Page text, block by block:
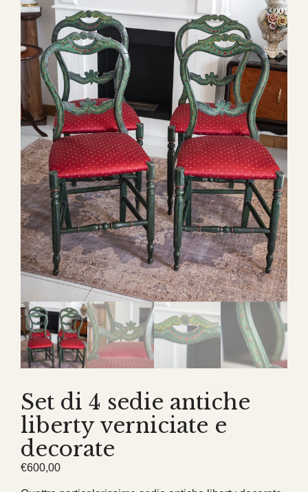
Set di 4 sedie antiche
liberty verniciate e
decorate
€600,00